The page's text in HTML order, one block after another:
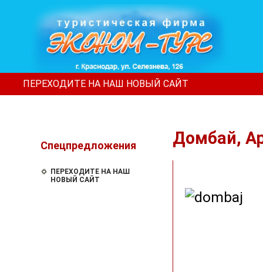
ПЕРЕХОДИТЕ НА НАШ НОВЫЙ САЙТ
Спецпредложения
ПЕРЕХОДИТЕ НА НАШ
НОВЫЙ САЙТ
Домбай,